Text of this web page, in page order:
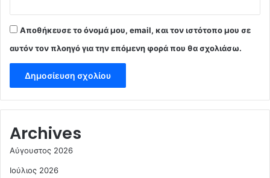
Αποθήκευσε το όνομά μου, email, και τον ιστότοπο μου σε
αυτόν τον πλοηγό για την επόμενη φορά που θα σχολιάσω.
Archives
Αύγουστος 2026
Ιούλιος 2026